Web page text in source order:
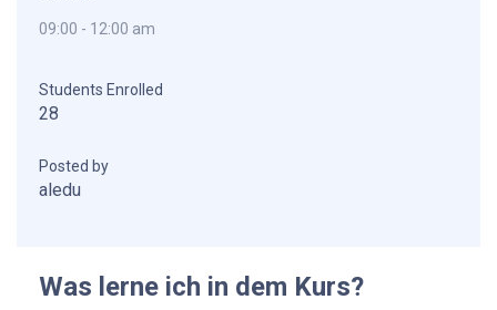
09:00 - 12:00 am
Students Enrolled
28
Posted by
aledu
Was lerne ich in dem Kurs?